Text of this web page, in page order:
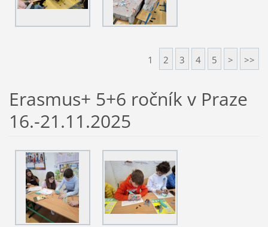
1 2 3 4 5 > >>
Erasmus+ 5+6 ročník v Praze
16.-21.11.2025